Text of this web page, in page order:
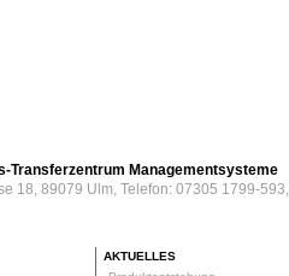
Transferzentrum Managementsysteme
18, 89079 Ulm, Telefon: 07305 1799-
AKTUELLES